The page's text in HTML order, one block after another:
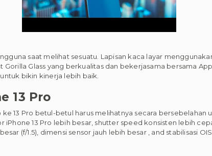
saat melihat sesuatu. Lapisan kaca layar
Glass yang berkualitas dan bekerjasama bersama
bikin kinerja lebih baik.
13 Pro
ke 13 Pro betul-betul harus melihatnya secara bersebelahan
13 Pro lebih besar, shutter speed konsisten lebih
(f/1.5), dimensi sensor jauh lebih besar , and stabilisasi